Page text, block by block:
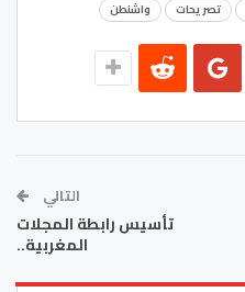
تصريحات واشنطن
التالي
تأسيس رابطة المجلات
المغربية..